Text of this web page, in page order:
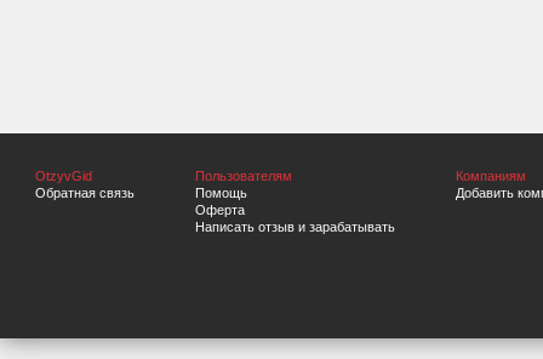
OtzyvGid
Обратная связь
Пользователям
Помощь
Оферта
Написать отзыв и зарабатывать
Компаниям
Добавить